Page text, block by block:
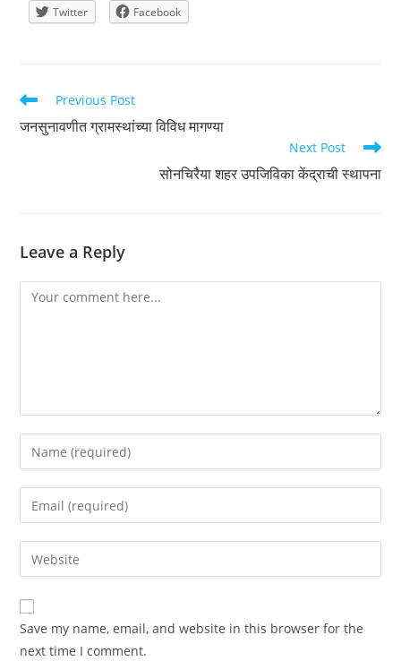
Twitter
Facebook
Read
articles
Previous Post
जनसुनावणीत ग्रामस्थांच्या विविध मागण्या
Next Post
सोनचिरैया शहर उपजिविका केंद्राची स्थापना
Leave a Reply
Comment
Enter
your
name
comment
Enter
your
email
address
comment
Enter
your
website
URL
(optional)
Save my name, email, and website in this browser for the
next time I comment.